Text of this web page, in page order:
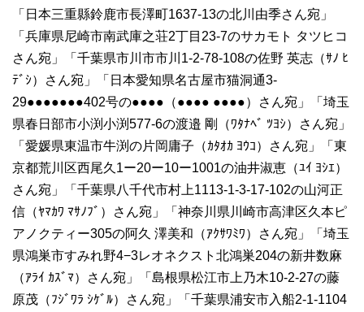
「日本三重縣鈴鹿市長澤町1637-13の北川由季さん宛」
「兵庫県尼崎市南武庫之荘2丁目23-7のサカモト タツヒコ
さん宛」「千葉県市川市市川1-2-78-108の佐野 英志（ｻﾉ ﾋ
ﾃﾞｼ）さん宛」「日本愛知県名古屋市猫洞通3-
29●●●●●●●402号の●●●●（●●●● ●●●●）さん宛」「埼玉
県春日部市小渕小渕577-6の渡邉 剛（ﾜﾀﾅﾍﾞ ﾂﾖｼ）さん宛」
「愛媛県東温市牛渕の片岡庸子（ｶﾀｵｶ ﾖｳｺ）さん宛」「東
京都荒川区西尾久1ー20ー10ー1001の油井淑恵（ﾕｲ ﾖｼｴ）
さん宛」「千葉県八千代市村上1113-1-3-17-102の山河正
信（ﾔﾏｶﾜ ﾏｻﾉﾌﾞ）さん宛」「神奈川県川崎市高津区久本ピ
アノクティー305の阿久 澤美和（ｱｸｻﾜﾐﾜ）さん宛」「埼玉
県鴻巣市すみれ野4−3レオネクスト北鴻巣204の新井数麻
（ｱﾗｲ ｶｽﾞﾏ）さん宛」「島根県松江市上乃木10-2-27の藤
原茂（ﾌｼﾞﾜﾗ ｼｹﾞﾙ）さん宛」「千葉県浦安市入船2-1-1104